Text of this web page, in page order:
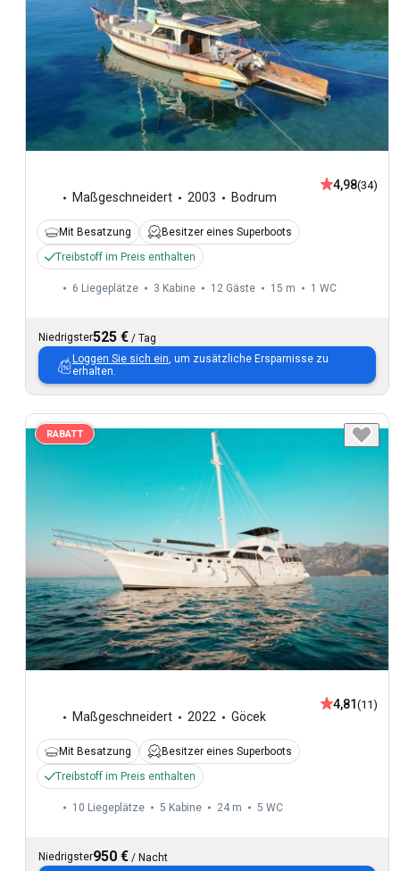
Maßgeschneidert 2003 Bodrum
4,98(34)
Mit Besatzung
Besitzer eines Superboots
Treibstoff im Preis enthalten
6 Liegeplätze 3 Kabine 12 Gäste 15 m 1 WC
Niedrigster525 € / Tag
Loggen Sie sich ein, um zusätzliche Ersparnisse zu
erhalten.
RABATT
Maßgeschneidert 2022 Göcek
4,81 (11)
Mit Besatzung
Besitzer eines Superboots
Treibstoff im Preis enthalten
10 Liegeplätze 5 Kabine 24 m 5 WC
Niedrigster950 € / Nacht